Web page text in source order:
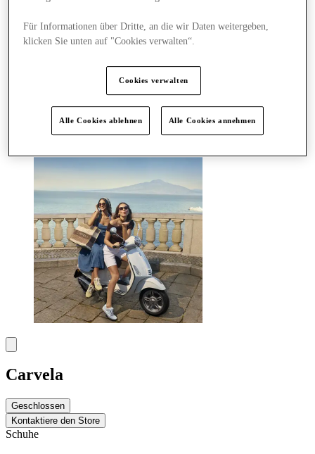
Geschäfte
Angebote
Planen Sie Ihren Besuch
Dienstleistungen
Mehr
Carvela
Geschlossen
Kontaktiere den Store
Schuhe
Für Informationen über Dritte, an die wir Daten weitergeben,
klicken Sie unten auf "Cookies verwalten“.
Cookies verwalten
Alle Cookies ablehnen Alle Cookies annehmen